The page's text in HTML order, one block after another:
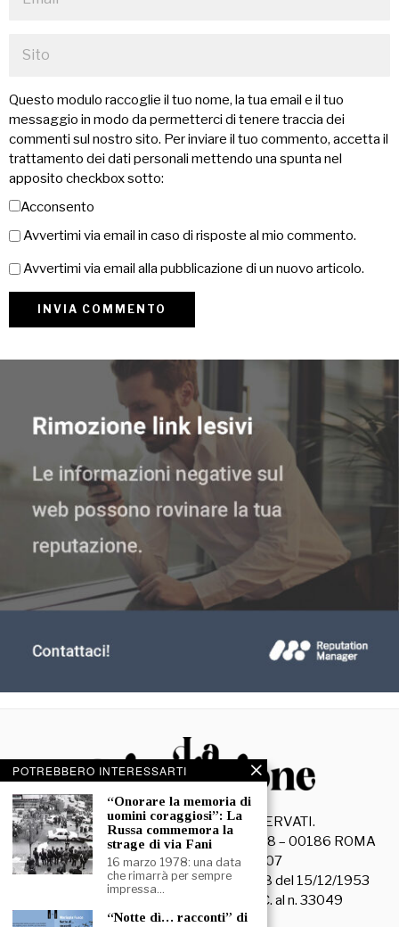
Questo modulo raccoglie il tuo nome, la tua email e il tuo
messaggio in modo da permetterci di tenere traccia dei
commenti sul nostro sito. Per inviare il tuo commento, accetta il
trattamento dei dati personali mettendo una spunta nel
apposito checkbox sotto:
Acconsento
Avvertimi via email in caso di risposte al mio commento.
Avvertimi via email alla pubblicazione di un nuovo articolo.
© 2026- TUTTI I DIRITTI RISERVATI.
La Discussione S.r.l. – Piazza Capranica, 78 – 00186 ROMA
C.F. e P. IVA 15045971007
Registrazione Tribunale di Roma n. 3628 del 15/12/1953
La società editrice è iscritta al R.O.C. al n. 33049
POTREBBERO INTERESSARTI
“Onorare la memoria di
uomini coraggiosi”: La
Russa commemora la
strage di via Fani
16 marzo 1978: una data
che rimarrà per sempre
impressa…
“Notte dì… racconti” di